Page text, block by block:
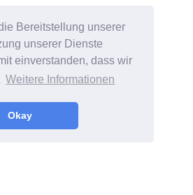
Bereitstellung unserer
unserer Dienste
einverstanden, dass wir
Weitere Informationen
Okay